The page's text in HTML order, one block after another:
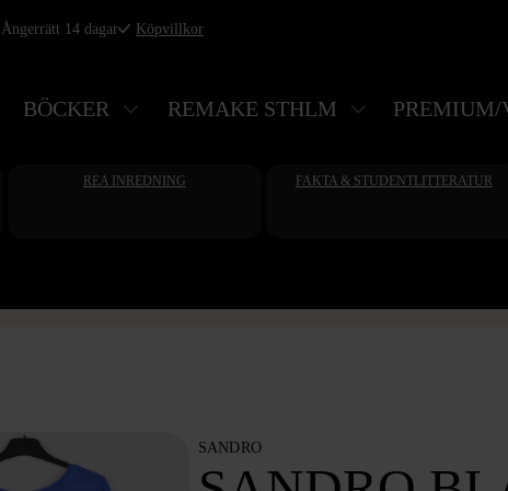
Ångerrätt 14 dagar Köpvillkor
BÖCKER REMAKE STHLM PREMIUM/
REA INREDNING FAKTA & STUDENTLITTERATUR
SANDRO